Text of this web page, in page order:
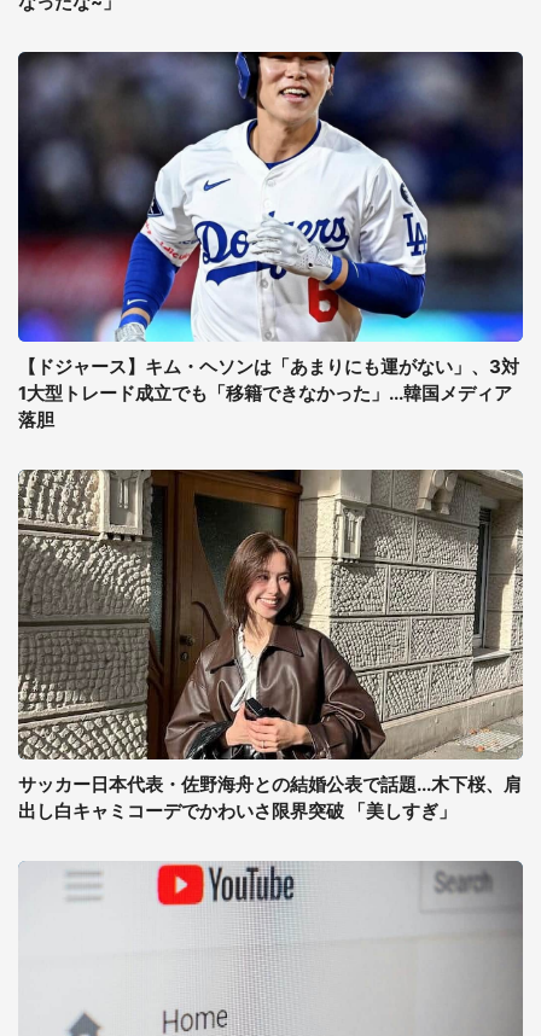
【ドジャース】キム・ヘソンは「あまりにも運がない」、3対
1大型トレード成立でも「移籍できなかった」...韓国メディア
落胆
サッカー日本代表・佐野海舟との結婚公表で話題...木下桜、肩
出し白キャミコーデでかわいさ限界突破 「美しすぎ」